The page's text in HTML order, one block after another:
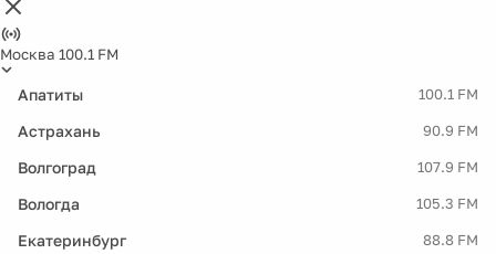
Москва 100.1 FM
Апатиты 100.1 FM
Астрахань 90.9 FM
Волгоград 107.9 FM
Вологда 105.3 FM
Екатеринбург 88.8 FM